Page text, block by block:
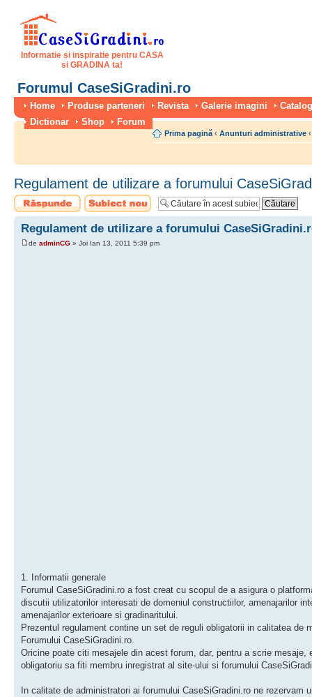
Informatie si inspiratie pentru CASA
si GRADINA ta!
Forumul CaseSiGradini.ro
Home Produse parteneri Revista Galerie imagini
Dictionar
Shop Forum
Prima pagină ‹ Anunturi administrative ‹
Regulament de utilizare a forumului
Scrie un răspuns
Scrie un subiect
nou
Regulament de utilizare a forumului
de adminCG » Joi Ian 13, 2011 5:39 pm
1. Informatii generale
Forumul CaseSiGradini.ro a fost creat cu scopul de a asigura o
discutii utilizatorilor interesati de domeniul constructiilor, amenajarilor
amenajarilor exterioare si gradinaritului.
Prezentul regulament contine un set de reguli obligatorii in calitatea de
Forumului CaseSiGradini.ro.
Oricine poate citi mesajele din acest forum, dar, pentru a scrie mesaje,
obligatoriu sa fiti membru inregistrat al site-ului si forumului
In calitate de administratori ai forumului CaseSiGradini.ro ne rezervam